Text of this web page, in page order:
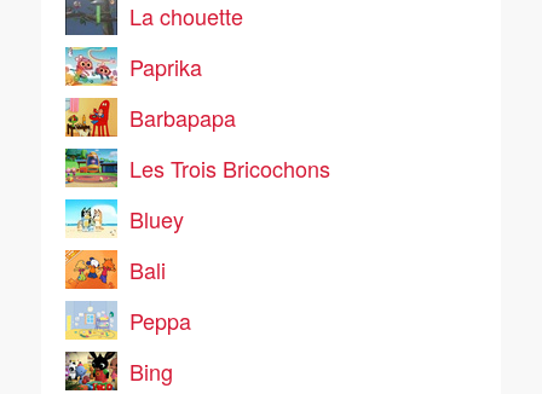
La chouette
Paprika
Barbapapa
Les Trois Bricochons
Bluey
Bali
Peppa
Bing